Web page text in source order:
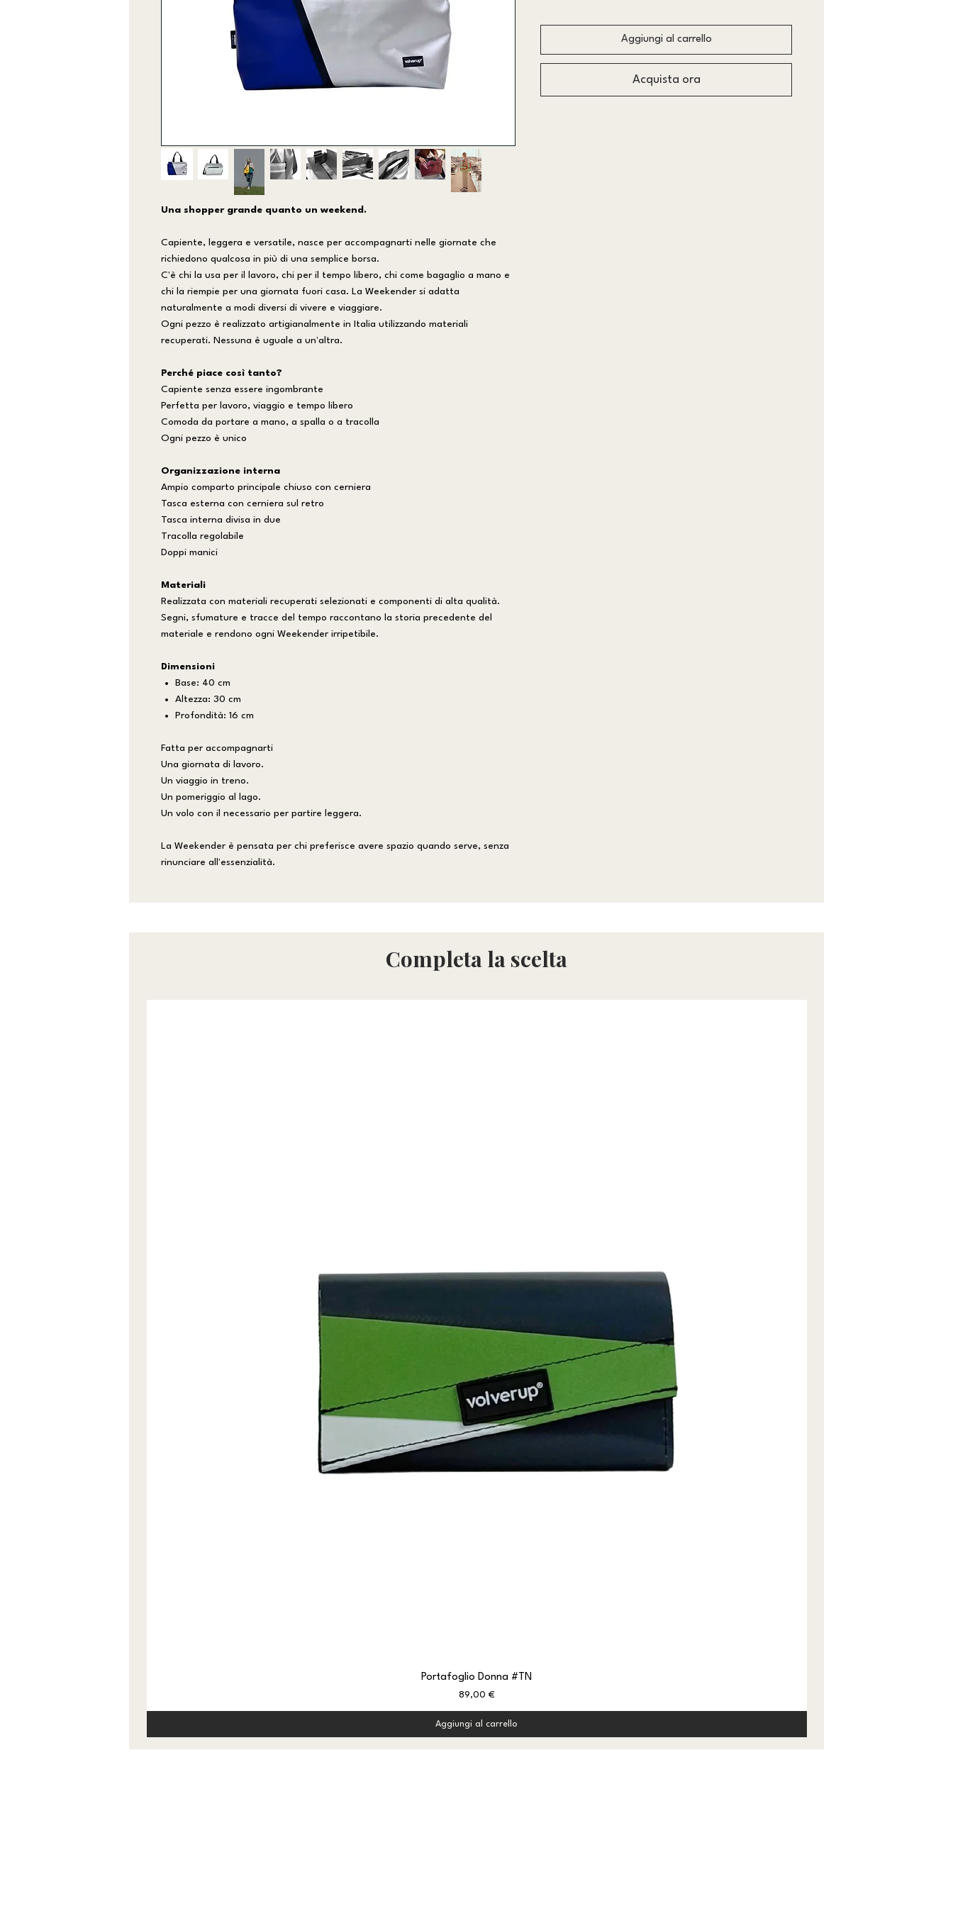
Una shopper grande quanto un weekend.
Capiente, leggera e versatile, nasce per accompagnarti nelle giornate che
richiedono qualcosa in più di una semplice borsa.
C'è chi la usa per il lavoro, chi per il tempo libero, chi come bagaglio a mano e
chi la riempie per una giornata fuori casa. La Weekender si adatta
naturalmente a modi diversi di vivere e viaggiare.
Ogni pezzo è realizzato artigianalmente in Italia utilizzando materiali
recuperati. Nessuna è uguale a un'altra.
Perché piace così tanto?
Capiente senza essere ingombrante
Perfetta per lavoro, viaggio e tempo libero
Comoda da portare a mano, a spalla o a tracolla
Ogni pezzo è unico
Organizzazione interna
Ampio comparto principale chiuso con cerniera
Tasca esterna con cerniera sul retro
Tasca interna divisa in due
Tracolla regolabile
Doppi manici
Materiali
Realizzata con materiali recuperati selezionati e componenti di alta qualità.
Segni, sfumature e tracce del tempo raccontano la storia precedente del
materiale e rendono ogni Weekender irripetibile.
Dimensioni
Base: 40 cm
Altezza: 30 cm
Profondità: 16 cm
Fatta per accompagnarti
Una giornata di lavoro.
Un viaggio in treno.
Un pomeriggio al lago.
Un volo con il necessario per partire leggera.
La Weekender è pensata per chi preferisce avere spazio quando serve, senza
rinunciare all'essenzialità.
Aggiungi al carrello
Acquista ora
Completa la scelta
Portafoglio Donna #TN
Prezzo
89,00 €
Aggiungi al carrello